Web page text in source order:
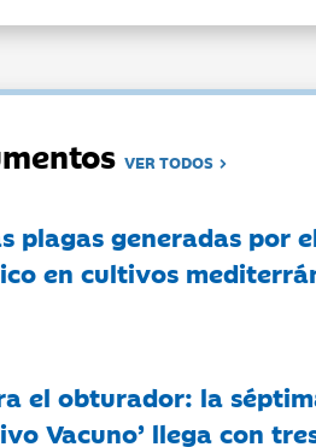
VER TODOS
plagas generadas por
en cultivos
el obturador: la
Vacuno’ llega con